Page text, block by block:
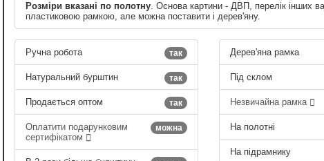
Розміри вказані по полотну. Основа картини - ДВП, перелік інших
пластиковою рамкою, але можна поставити і дерев'яну.
так
Ручна робота
так
Натуральний бурштин
так
Продається оптом
можна
Оплатити подарунковим
сертифікатом
Дерев'яна рамка
Під склом
Незвичайна рамка
На полотні
На підрамнику